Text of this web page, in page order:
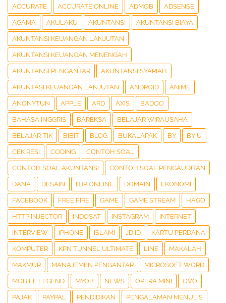
ACCURATE ACCURATE ONLINE ADMOB ADSENSE
AGAMA AKULAKU AKUNTANSI AKUNTANSI BIAYA
AKUNTANSI KEUANGAN LANJUTAN
AKUNTANSI KEUANGAN MENENGAH
AKUNTANSI PENGANTAR AKUNTANSI SYARIAH
AKUNTASI KEUANGAN LANJUTAN ANDROID ANIME
ANONYTUN APPLE ARD AXIS BADOO
BAHASA INGGRIS BAREKSA BELAJAR WIRAUSAHA
BELAJAR-TIK BIBIT BLOG BUKALAPAK BY BY U
CEK RESI CODING CONTOH SOAL
CONTOH SOAL AKUNTANSI CONTOH SOAL PENGAUDITAN
DANA DESAIN DJP ONLINE DOMAIN EKONOMI
FACEBOOK FREE FIRE GAME GAME STREAM HAGO
HTTP INJECTOR INDOSAT INSTAGRAM INTERNET
INTERVIEW IPHONE ISLAMI JD ID KARTU PERDANA
KOMPUTER KPN TUNNEL ULTIMATE LINE MAKALAH
MAKMUR MANAJEMEN PENGANTAR MICROSOFT WORD
MOBILE LEGEND MYOB NEWS OPERA MINI OVO
PAJAK PAYPAL PENDIDIKAN PENGALAMAN MENULIS